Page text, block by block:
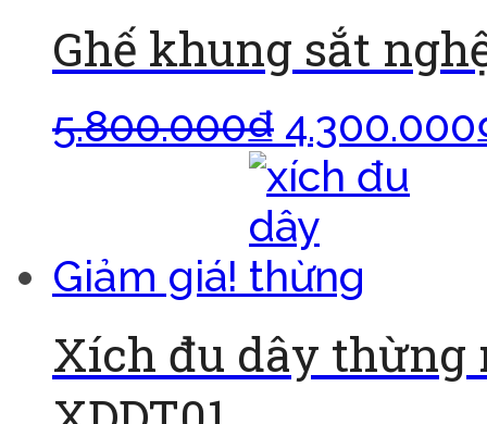
Ghế khung sắt
5.800.000₫ 4.300.000
Giảm giá!
Xích đu dây thừng